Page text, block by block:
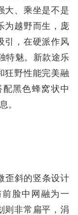
大、乘坐是不是
为越野而生，庞
引，在硬派作风
特魅。新款途乐
狂野性能完美融
黑色蜂窝状中
。
歪斜的竖条设计
脸中网融为一
则非常扁平，涓